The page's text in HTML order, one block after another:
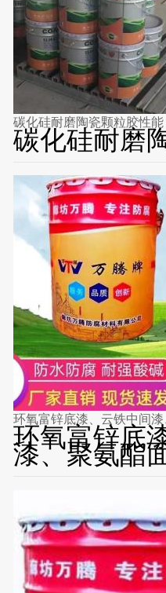
碳化硅耐磨陶瓷颗粒胶性能
碳化硅耐磨
环氧富锌底漆、云铁中间
环氧富锌底
漆、聚氨酯